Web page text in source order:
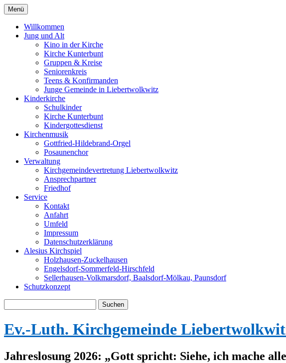
Menü
Willkommen
Jung und Alt
Kino in der Kirche
Kirche Kunterbunt
Gruppen & Kreise
Seniorenkreis
Teens & Konfirmanden
Junge Gemeinde in Liebertwolkwitz
Kinderkirche
Schulkinder
Kirche Kunterbunt
Kindergottesdienst
Kirchenmusik
Gottfried-Hildebrand-Orgel
Posaunenchor
Verwaltung
Kirchgemeindevertretung Liebertwolkwitz
Ansprechpartner
Friedhof
Service
Kontakt
Anfahrt
Umfeld
Impressum
Datenschutzerklärung
Alesius Kirchspiel
Holzhausen-Zuckelhausen
Engelsdorf-Sommerfeld-Hirschfeld
Sellerhausen-Volkmarsdorf, Baalsdorf-Mölkau, Paunsdorf
Schutzkonzept
nach:
Ev.-Luth. Kirchgemeinde
Jahreslosung 2026: „Gott spricht: Siehe, ich mache